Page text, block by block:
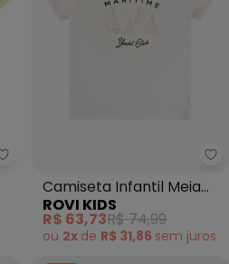
Ddk - Camiseta Estampa
Camiseta Infantil Meia
Malha com Estampa
(Bege)
ROVI KIDS
R$ 63,73R$ 74,99
ou 2x de R$ 31,86 sem juros